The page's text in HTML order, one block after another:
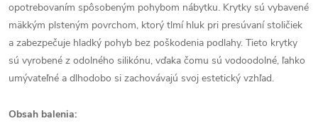
opotrebovaním spôsobeným pohybom nábytku. Krytky sú vybavené
mäkkým plsteným povrchom, ktorý tlmí hluk pri presúvaní stoličiek
a zabezpečuje hladký pohyb bez poškodenia podlahy. Tieto krytky
sú vyrobené z odolného silikónu, vďaka čomu sú vodoodolné, ľahko
umývateľné a dlhodobo si zachovávajú svoj estetický vzhľad.
Obsah balenia: